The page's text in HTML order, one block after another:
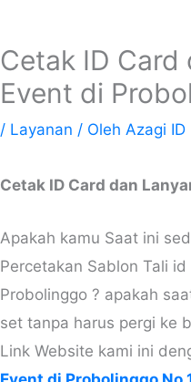
Cetak ID Card
Event di
/ Layanan / Oleh Azagi ID
Cetak ID Card dan
Apakah kamu Saat ini
Percetakan Sablon Tali
Probolinggo ? apakah
set tanpa harus pergi ke
Link Website kami ini